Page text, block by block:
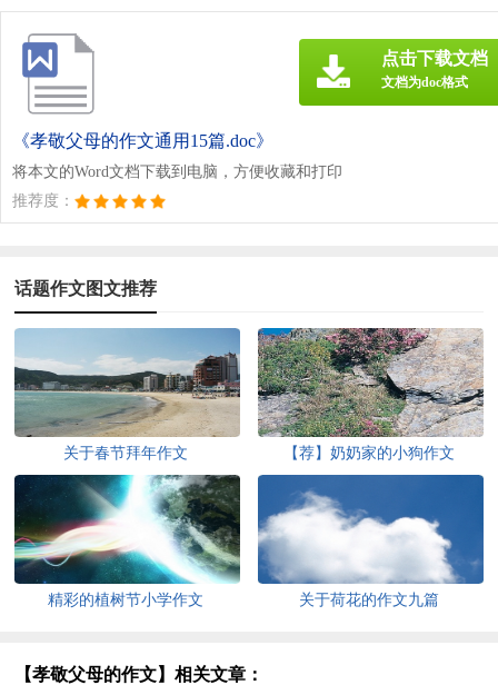
《孝敬父母的作文通用15篇.doc》
将本文的Word文档下载到电脑，方便收藏和打印
推荐度：
点击下载文档
文档为doc格式
话题作文图文推荐
关于春节拜年作文 【荐】奶奶家的小狗作文
精彩的植树节小学作文 关于荷花的作文九篇
【孝敬父母的作文】相关文章：